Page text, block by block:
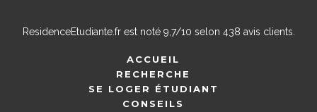
ResidenceEtudiante.frest noté 9,7/10 selon 438 avis clients.
ACCUEIL
RECHERCHE
SE LOGER ÉTUDIANT
CONSEILS